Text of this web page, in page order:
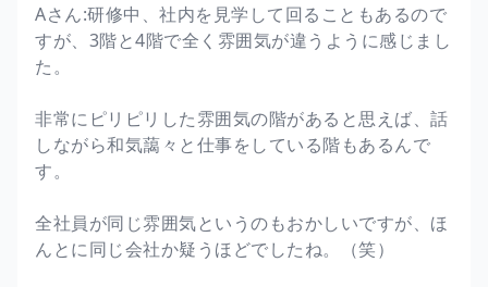
Aさん:研修中、社内を見学して回ることもあるので
すが、3階と4階で全く雰囲気が違うように感じまし
た。
非常にピリピリした雰囲気の階があると思えば、話
しながら和気藹々と仕事をしている階もあるんで
す。
全社員が同じ雰囲気というのもおかしいですが、ほ
んとに同じ会社か疑うほどでしたね。（笑）